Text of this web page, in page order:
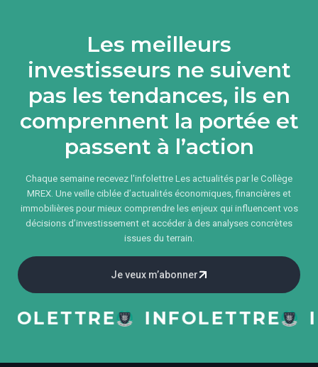
Les meilleurs
investisseurs ne suivent
pas les tendances, ils en
comprennent la portée et
passent à l’action
Chaque semaine recevez l'infolettre Les actualités par le Collège
MREX. Une veille ciblée d’actualités économiques, financières et
immobilières pour mieux comprendre les enjeux qui influencent vos
décisions d’investissement et accéder à des analyses concrètes
issues du terrain.
Je veux m’abonner
INFOLETTRE